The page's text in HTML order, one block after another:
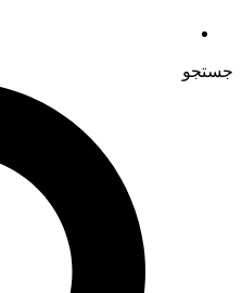
جستجو